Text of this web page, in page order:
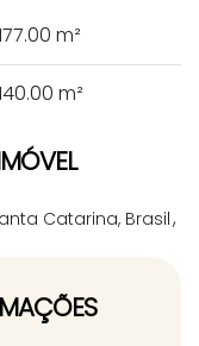
.00 m²
.00 m²
Catarina, Brasil